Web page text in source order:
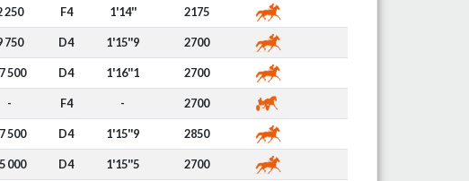
250 F4 1'14'' 2175
750 D4 1'15''9 2700
500 D4 1'16''1 2700
- F4 - 2700
500 D4 1'15''9 2850
000 D4 1'15''5 2700